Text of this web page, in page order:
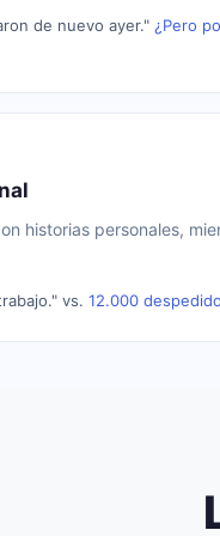
de nuevo ayer." ¿Pero
historias personales,
vs. 12.000